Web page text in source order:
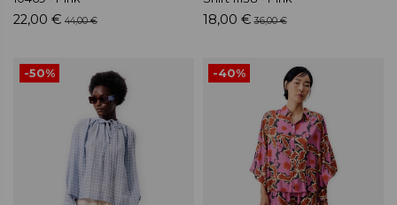
22,00 € 44,00 € 18,00 € 36,00 €
-50% -40%